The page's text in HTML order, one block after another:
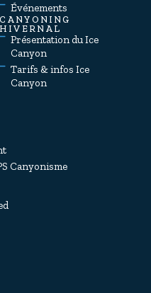
Événements
CANYONING
HIVERNAL
Présentation du Ice
Canyon
Tarifs & infos Ice
Canyon
Canyonisme